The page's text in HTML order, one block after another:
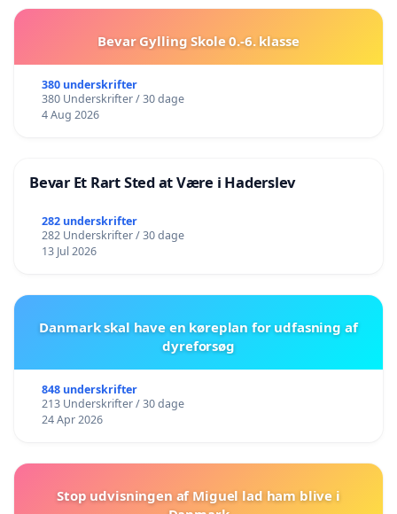
Bevar Gylling Skole 0.-6. klasse
380 underskrifter
380 Underskrifter / 30 dage
4 Aug 2026
Bevar Et Rart Sted at Være i Haderslev
282 underskrifter
282 Underskrifter / 30 dage
13 Jul 2026
Danmark skal have en køreplan for udfasning af
dyreforsøg
848 underskrifter
213 Underskrifter / 30 dage
24 Apr 2026
Stop udvisningen af Miguel lad ham blive i